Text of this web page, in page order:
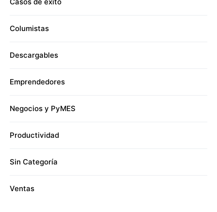
Columistas
Descargables
Emprendedores
Negocios y PyMES
Productividad
Sin Categoría
Ventas